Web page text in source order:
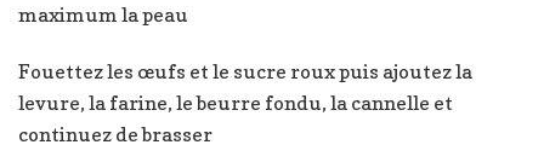
maximum la peau
Fouettez les œufs et le sucre roux puis ajoutez la
levure, la farine, le beurre fondu, la cannelle et
continuez de brasser